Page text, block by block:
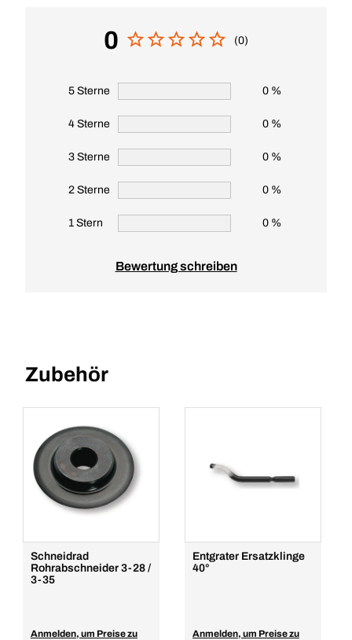
0 (0)
5 Sterne 0 %
4 Sterne 0 %
3 Sterne 0 %
2 Sterne 0 %
1 Stern 0 %
Bewertung schreiben
Zubehör
Schneidrad
Rohrabschneider 3-28 /
3-35
Anmelden, um Preise zu
Entgrater Ersatzklinge
40°
Anmelden, um Preise zu